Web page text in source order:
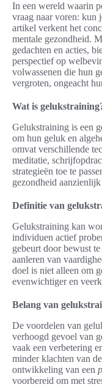
In een wereld waarin
vraag naar voren: kun
artikel verkent het
mentale gezondheid.
gedachten en acties,
perspectief op
volwassenen die hun
vergroten, ongeacht
Wat is
Gelukstraining is een
om hun geluk en
omvat verschillende
meditatie,
strategieën toe te
gezondheid
Definitie van
Gelukstraining kan
individuen actief
gebeurt door bewust
aanleren van
doel is niet alleen om
evenwichtiger en
Belang van
De voordelen van
verhoogd gevoel van
vaak een verbetering
minder klachten van
ontwikkeling van een
voorbereid om met